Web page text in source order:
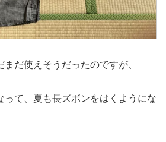
だ使えそうだったのですが、
って、夏も長ズボンをはくようにな